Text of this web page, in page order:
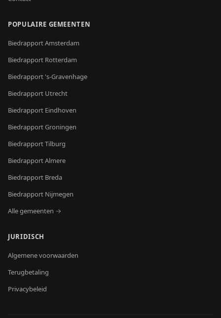
POPULAIRE GEMEENTEN
BiedrapportAmsterdam
Biedrapport Rotterdam
Biedrapport 's-Gravenhage
Biedrapport Utrecht
Biedrapport Eindhoven
BiedrapportGroningen
BiedrapportTilburg
BiedrapportAlmere
Biedrapport Breda
Biedrapport Nijmegen
Alle gemeenten →
JURIDISCH
Algemene voorwaarden
Terugbetaling
Privacybeleid